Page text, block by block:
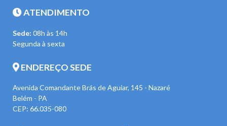
ATENDIMENTO
Sede: 08h às 14h
Segunda à sexta
ENDEREÇO SEDE
Avenida Comandante Brás de Aguiar, 145 - Nazaré
Belém - PA
CEP: 66.035-080